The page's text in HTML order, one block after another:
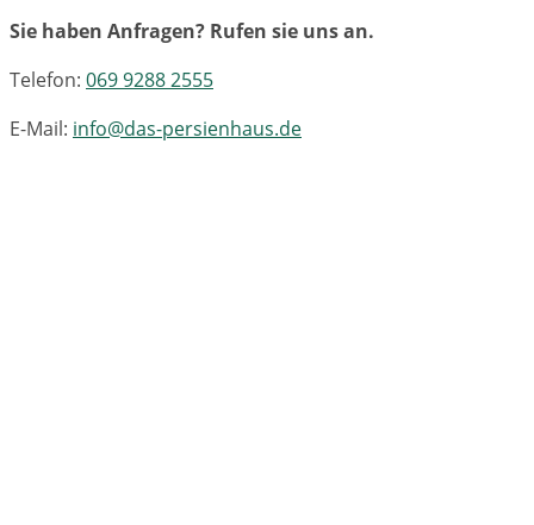
Sie haben Anfragen? Rufen sie uns an.
Telefon: 069 9288 2555
E-Mail: info@das-persienhaus.de